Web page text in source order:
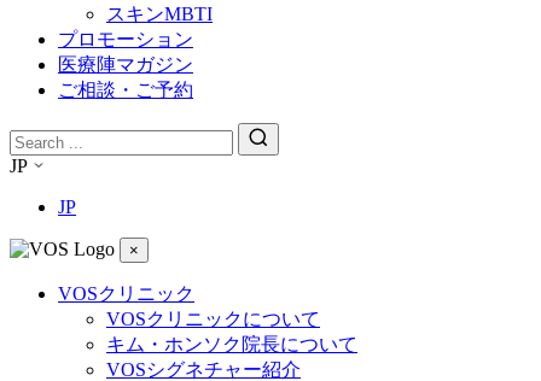
スキンMBTI
プロモーション
医療陣マガジン
ご相談・ご予約
JP
JP
×
VOSクリニック
VOSクリニックについて
キム・ホンソク院長について
VOSシグネチャー紹介